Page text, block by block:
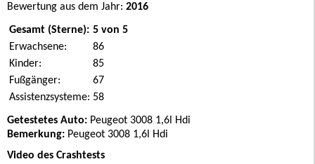
Bewertung aus dem Jahr: 2016
Gesamt (Sterne): 5 von 5
Erwachsene:
86
Kinder:
85
Fußgänger:
67
Assistenzsysteme: 58
Getestetes Auto: Peugeot 3008 1,6l Hdi
Bemerkung: Peugeot 3008 1,6l Hdi
Video des Crashtests